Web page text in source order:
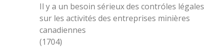
Il y a un besoin sérieux des contróles légales
sur les activités des entreprises minières
canadiennes
(1704)